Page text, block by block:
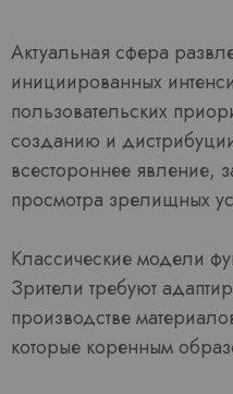
Актуальная сфера
инициированных
пользовательских
созданию и
всестороннее явление,
просмотра зрелищных
Классические модели
Зрители требуют
производстве
которые коренным